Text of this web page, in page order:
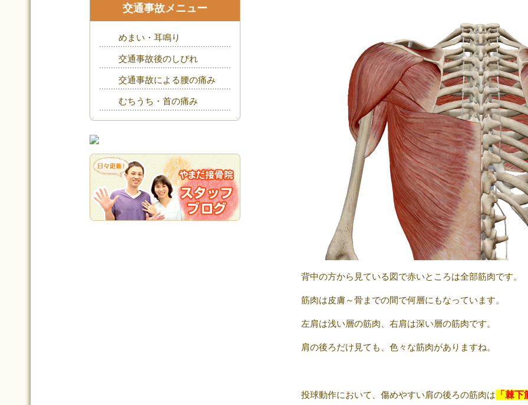
背中の方から見ている図で赤いところは全部筋肉です。
筋肉は皮膚～骨までの間で何層にもなっています。
左肩は浅い層の筋肉、右肩は深い層の筋肉です。
肩の後ろだけ見ても、色々な筋肉がありますね。
投球動作において、傷めやすい肩の後ろの筋肉は 「棘下
交通事故メニュー
めまい・耳鳴り
交通事故後のしびれ
交通事故による腰の痛み
むちうち・首の痛み